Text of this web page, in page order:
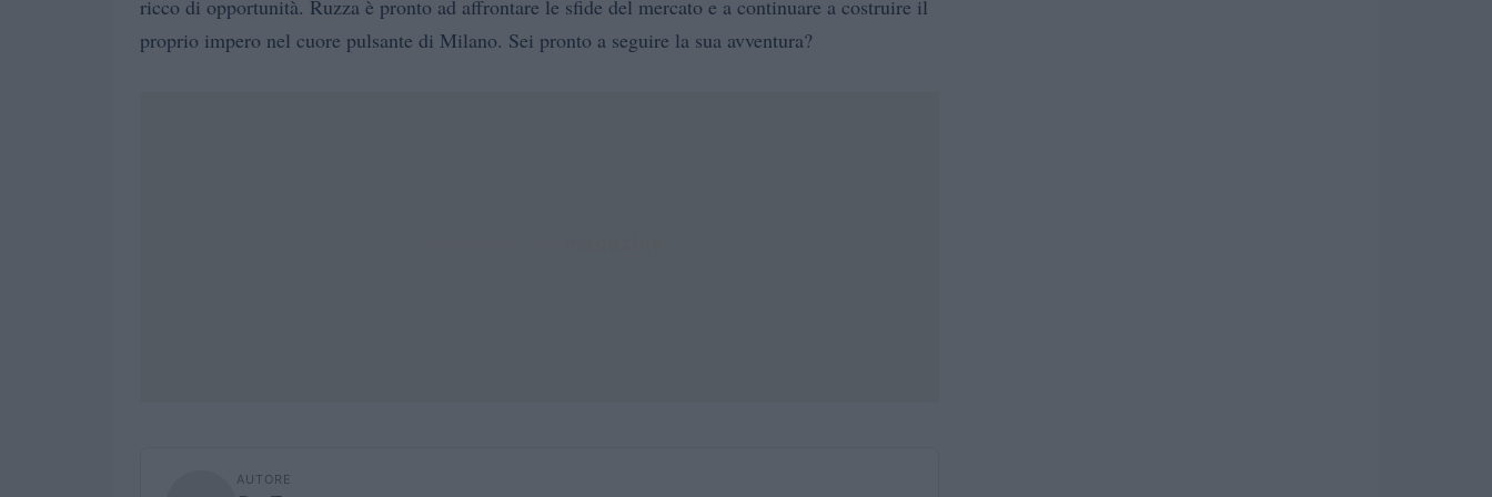
ricco di opportunità. Ruzza è pronto ad affrontare le sfide del mercato e a continuare a costruire il
proprio impero nel cuore pulsante di Milano. Sei pronto a seguire la sua avventura?
AUTORE